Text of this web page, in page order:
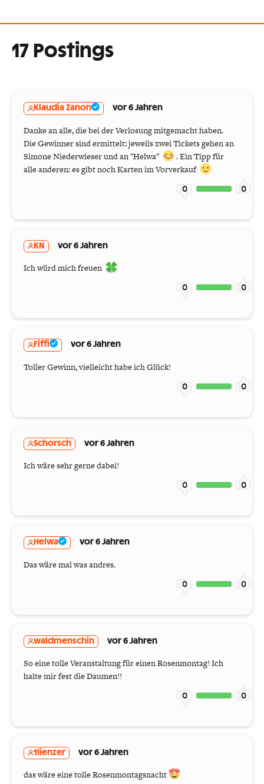
17 Postings
Klaudia Zanon vor 6 Jahren
Danke an alle, die bei der Verlosung mitgemacht haben.
Die Gewinner sind ermittelt: jeweils zwei Tickets gehen an
Simone Niederwieser und an "Helwa"
. Ein Tipp für
alle anderen: es gibt noch Karten im Vorverkauf
0 0
KN vor 6 Jahren
Ich würd mich freuen
0 0
Fiffi vor 6 Jahren
Toller Gewinn, vielleicht habe ich Glück!
0 0
Schorsch vor 6 Jahren
Ich wäre sehr gerne dabei!
0 0
Helwa vor 6 Jahren
Das wäre mal was andres.
0 0
waldmenschin vor 6 Jahren
So eine tolle Veranstaltung für einen Rosenmontag! Ich
halte mir fest die Daumen!!
0 0
1lienzer vor 6 Jahren
das wäre eine tolle Rosenmontagsnacht